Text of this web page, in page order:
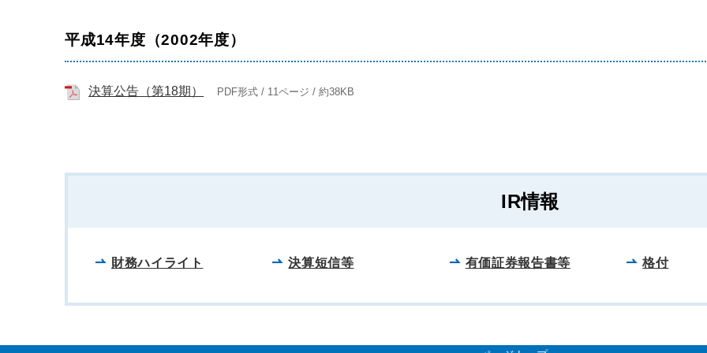
平成14年度（2002年度）
決算公告（第18期） PDF形式 / 11ページ / 約38KB
IR情報
財務ハイライト 決算短信等 有価証券報告書等 格付